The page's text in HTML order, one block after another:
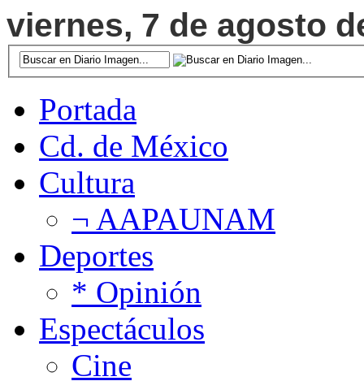
viernes, 7 de agosto
Portada
Cd. de México
Cultura
¬ AAPAUNAM
Deportes
* Opinión
Espectáculos
Cine